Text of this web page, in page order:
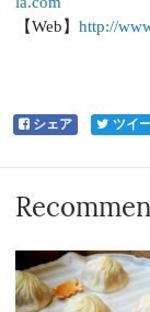
【Web】 http://
シェア ツイ